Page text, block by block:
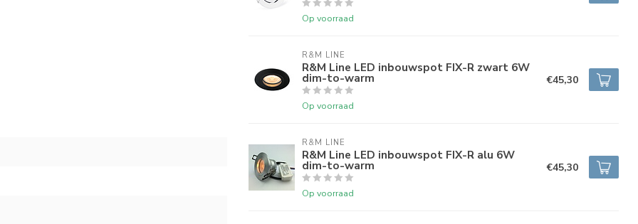
Op voorraad
R&M LINE
R&M Line LED inbouwspot FIX-R zwart 6W
dim-to-warm
Op voorraad
€45,30
R&M LINE
R&M Line LED inbouwspot FIX-R alu 6W
dim-to-warm
Op voorraad
€45,30